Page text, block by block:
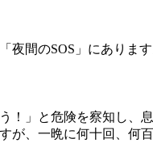
間のSOS」にあります
！」と危険を察知し、
が、一晩に何十回、何